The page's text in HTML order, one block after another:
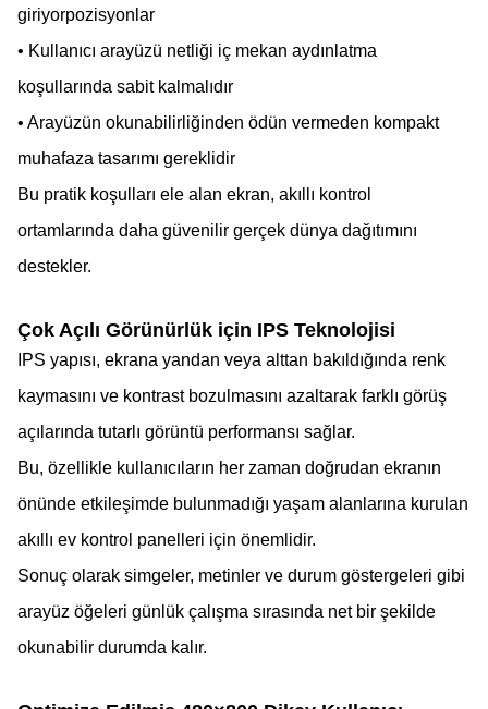
giriyorpozisyonlar
• Kullanıcı arayüzü netliği iç mekan aydınlatma
koşullarında sabit kalmalıdır
• Arayüzün okunabilirliğinden ödün vermeden kompakt
muhafaza tasarımı gereklidir
Bu pratik koşulları ele alan ekran, akıllı kontrol
ortamlarında daha güvenilir gerçek dünya dağıtımını
destekler.
Çok Açılı Görünürlük için IPS Teknolojisi
IPS yapısı, ekrana yandan veya alttan bakıldığında renk
kaymasını ve kontrast bozulmasını azaltarak farklı görüş
açılarında tutarlı görüntü performansı sağlar.
Bu, özellikle kullanıcıların her zaman doğrudan ekranın
önünde etkileşimde bulunmadığı yaşam alanlarına kurulan
akıllı ev kontrol panelleri için önemlidir.
Sonuç olarak simgeler, metinler ve durum göstergeleri gibi
arayüz öğeleri günlük çalışma sırasında net bir şekilde
okunabilir durumda kalır.